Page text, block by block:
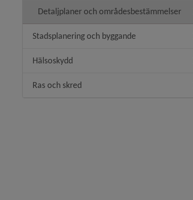
Detaljplaner och områdesbestämmelser
Stadsplanering och byggande
Hälsoskydd
Ras och skred